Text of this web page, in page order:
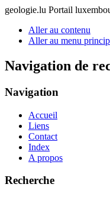
geologie.lu Portail
Aller au contenu
Aller au menu
Navigation de
Navigation
Accueil
Liens
Contact
Index
A propos
Recherche